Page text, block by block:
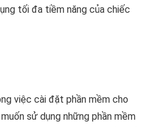
tối đa tiềm năng của chiếc
việc cài đặt phần mềm cho
sử dụng những phần mềm